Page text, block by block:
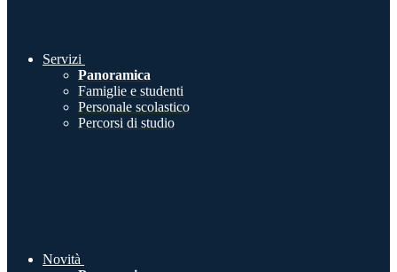
Servizi
Panoramica
Famiglie e studenti
Personale scolastico
Percorsi di studio
Novità